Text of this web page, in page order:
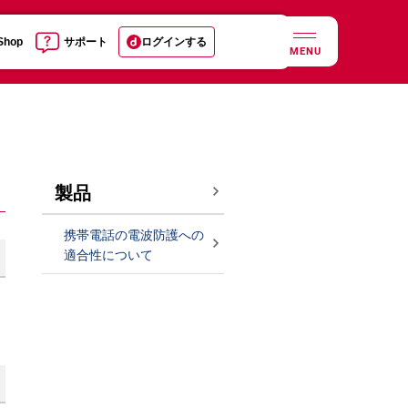
サポート ログインする
MENU
製品
携帯電話の電波防護への
適合性について